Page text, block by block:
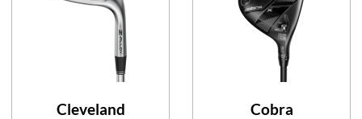
Cleveland Cobra